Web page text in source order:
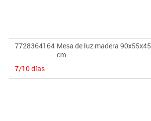
7728364164 Mesa de luz madera 90x55x45
cm.
7/10 días